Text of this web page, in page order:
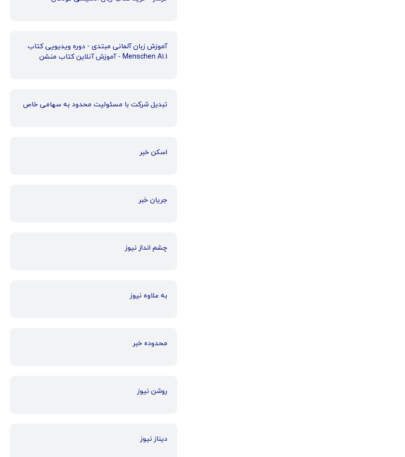
آموزش زبان آلمانی مبتدی - دوره ویدیویی کتاب
Menschen A1.1 - آموزش آنلاین کتاب منشن
تبدیل شرکت با مسئولیت محدود به سهامی خاص
اسکن خبر
جریان خبر
چشم انداز نیوز
به علاوه نیوز
محدوده خبر
روشن نیوز
دیناز نیوز